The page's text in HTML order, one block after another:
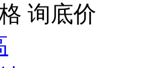
询底价